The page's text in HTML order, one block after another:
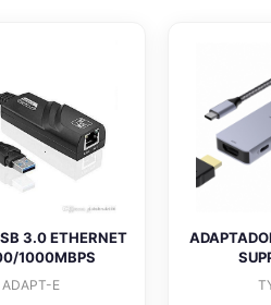
3.0 ETHERNET
1000MBPS
ADAPT-E